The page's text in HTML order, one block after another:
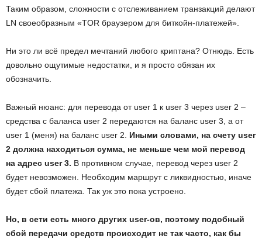
Таким образом, сложности с отслеживанием транзакций делают
LN своеобразным «TOR браузером для биткойн-платежей».
Ни это ли всё предел мечтаний любого криптана? Отнюдь. Есть
довольно ощутимые недостатки, и я просто обязан их
обозначить.
Важный нюанс: для перевода от user 1 к user 3 через user 2 –
средства с баланса user 2 передаются на баланс user 3, а от
user 1 (меня) на баланс user 2. Иными словами, на счету user
2 должна находиться сумма, не меньше чем мой перевод
на адрес user 3. В противном случае, перевод через user 2
будет невозможен. Необходим маршрут с ликвидностью, иначе
будет сбой платежа. Так уж это пока устроено.
Но, в сети есть много других user-ов, поэтому подобный
сбой передачи средств происходит не так часто, как бы